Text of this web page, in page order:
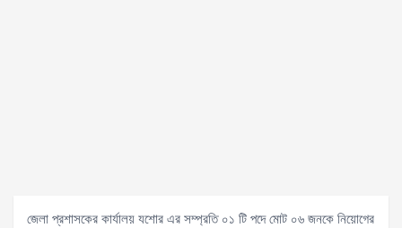
জেলা প্রশাসকের কার্যালয় যশোর এর সম্প্রতি ০১ টি পদে মোট ০৬ জনকে নিয়োগের